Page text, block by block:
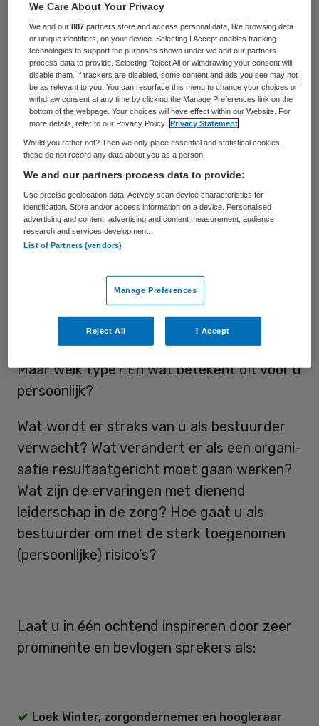
In samenwerking met Skipr organiseert SDB
Groep op vrijdag 21 september een uniek
congres over ‘Leiderschap in de markt van
morgen’. Een must voor vooruitstrevende
Resultaatgericht werken,
omgaan met de toegenomen (financiële)
risico’s, én uw medewerkers blijven
inspireren… De zorgmarkt van morgen
vraagt om een ander type leiderschap.
Maar welk type? En wat betekent dit voor u
persoonlijk?
Wat wordt er straks van u als bestuurder
verwacht? Wat verandert er als een orga­ni­
sa­tie resultaat­gericht moet gaan werken?
Wat zijn de ervaringen met dienend
leiderschap in de zorg? Hoe gaat u als
bestuurder om met de sterk toegenomen
(persoonlijke) risico’s?
Laat u in één ochtend inspireren door zeer
prominente en bevlogen sprekers als:
Loek Winter, zorgondernemer en hoogleraar
We Care About Your Privacy
We and our887 partners store and access personal data, like browsing data
or unique identifiers, on your device. Selecting I Accept enables tracking
technologies to support the purposes shown under we and our partners
process data to provide. Selecting Reject All or withdrawing your consent will
disable them. If trackers are disabled, some content and ads you see may not
be as relevant to you. You can resurface this menu to change your choices or
withdraw consent at any time by clicking the Manage Preferences link on the
bottom of the webpage. Your choices will have effect within our Website. For
more details, refer to our Privacy Policy.
Privacy Statement
Would you rather not? Then we only place essential and statistical cookies,
these do not record any data about you as a person
We and our partners process data to provide:
Use precise geolocation data. Actively scan device characteristics for
identification. Store and/or access information on a device. Personalised
advertising and content, advertising and content measurement, audience
research and services development.
List of Partners (vendors)
Manage Preferences
Reject All I Accept